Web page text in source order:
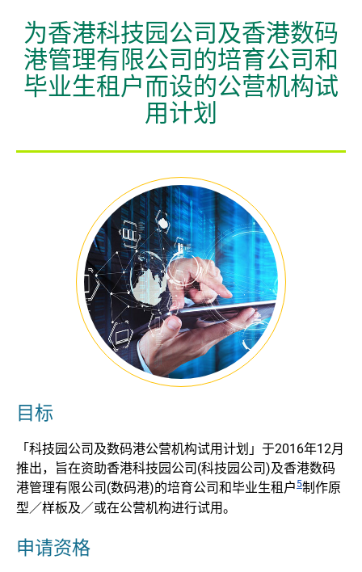
为香港科技园公司及香港数码
港管理有限公司的培育公司和
毕业生租户而设的公营机构试
用计划
目标
「科技园公司及数码港公营机构试用计划」于2016年12月
推出，旨在资助香港科技园公司(科技园公司)及香港数码
港管理有限公司(数码港)的培育公司和毕业生租户 5制作原
型／样板及／或在公营机构进行试用。
申请资格
企业 / 初创企业 / 创科加速器